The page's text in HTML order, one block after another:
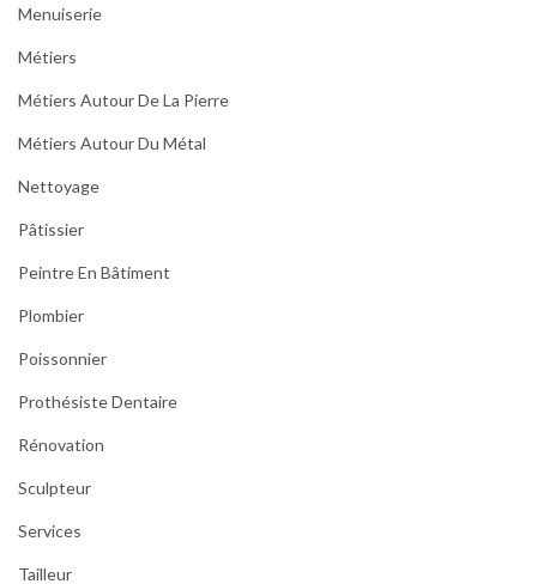
Menuiserie
Métiers
Métiers Autour De La Pierre
Métiers Autour Du Métal
Nettoyage
Pâtissier
Peintre En Bâtiment
Plombier
Poissonnier
Prothésiste Dentaire
Rénovation
Sculpteur
Services
Tailleur